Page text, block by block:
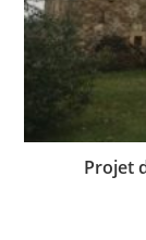
Projet